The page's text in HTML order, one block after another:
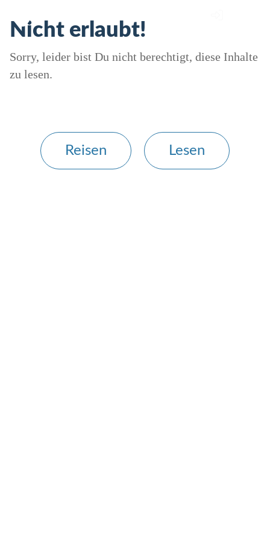
Nicht erlaubt!
Sorry, leider bist Du nicht berechtigt, diese Inhalte
zu lesen.
Reisen Lesen